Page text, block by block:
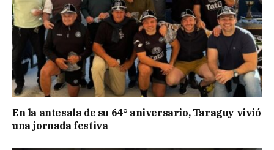
En la antesala de su 64° aniversario, Taraguy vivió
una jornada festiva